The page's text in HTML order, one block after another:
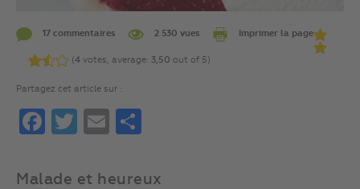
17 commentaires 2 530 vues Imprimer la page
(4 votes, average: 3,50 out of 5)
Partagez cet article sur :
FacebookTwitterEmail
Malade et heureux